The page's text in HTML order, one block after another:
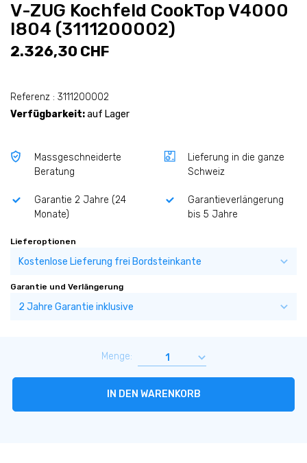
V-ZUG Kochfeld CookTop V4000
I804 (3111200002)
2.326,30 CHF
Referenz : 3111200002
Verfügbarkeit:auf Lager
Massgeschneiderte
Beratung
Lieferung in die ganze
Schweiz
Garantie 2 Jahre (24
Monate)
Garantieverlängerung
bis 5 Jahre
Lieferoptionen
Garantie und Verlängerung
Menge:
IN DEN WARENKORB